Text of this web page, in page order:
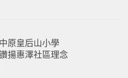
原皇后山小學
揚惠澤社區理念